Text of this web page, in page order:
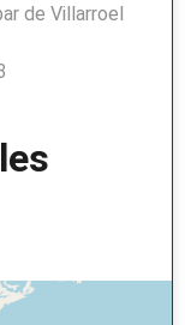
de Villarroel